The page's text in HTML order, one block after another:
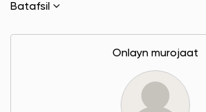
Batafsil
Onlayn murojaat